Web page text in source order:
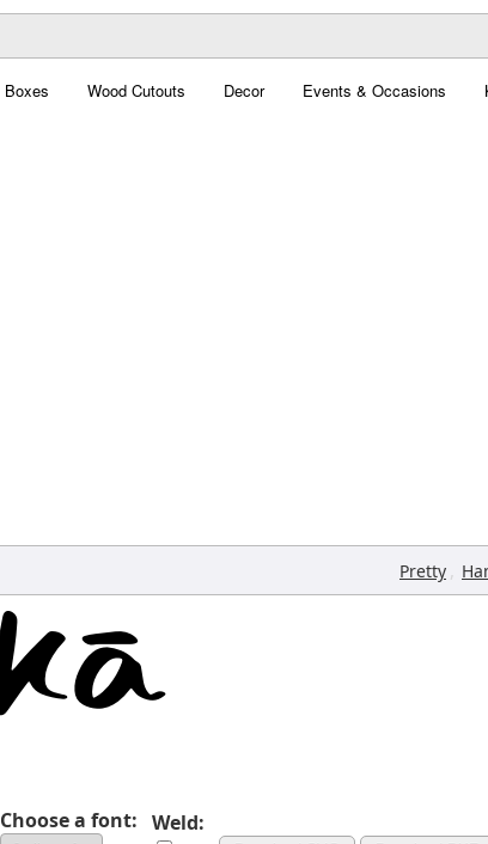
Boxes Wood Cutouts Decor Events & Occasions
Pretty ,
Choose a font: Weld: